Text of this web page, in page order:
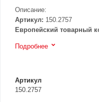
Описание:
Артикул: 150.2757
Европейский товарный
Подробнее
Артикул
150.2757